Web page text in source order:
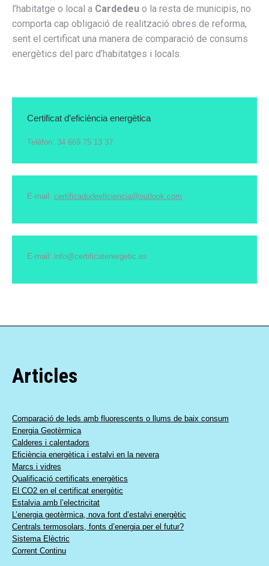
l’habitatge o local a Cardedeu o la resta de municipis, no
comporta cap obligació de realització obres de reforma,
sent el certificat una manera de comparació de consums
energètics del parc d’habitatges i locals.
Certificat d’eficiència energètica
Telèfon: 34 669 75 13 37
E-mail: certificadodeeficiencia@outlook.com
E-mail: info@certificatenergetic.es
Articles
Comparació de leds amb fluorescents o llums de baix consum
Energia Geotèrmica
Calderes i calentadors
Eficiència energètica i estalvi en la nevera
Marcs i vidres
Qualificació certificats energètics
El CO2 en el certificat energètic
Estalvia amb l’electricitat
L’energia geotèrmica, nova font d’estalvi energètic
Centrals termosolars, fonts d’energia per el futur?
Sistema Elèctric
Corrent Continu